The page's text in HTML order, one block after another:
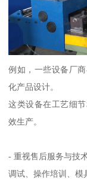
例如，一些设备厂
化产品设计。
这类设备在工艺细
效生产。
- 重视售后服务与技
调试、操作培训、模